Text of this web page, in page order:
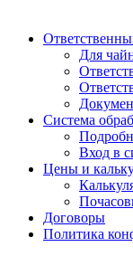
Для
Система
Вход в
Цены и
Договоры
Политика